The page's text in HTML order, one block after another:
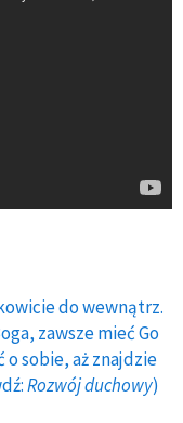
do wewnątrz.
zawsze mieć Go
sobie, aż znajdzie
Rozwój duchowy)